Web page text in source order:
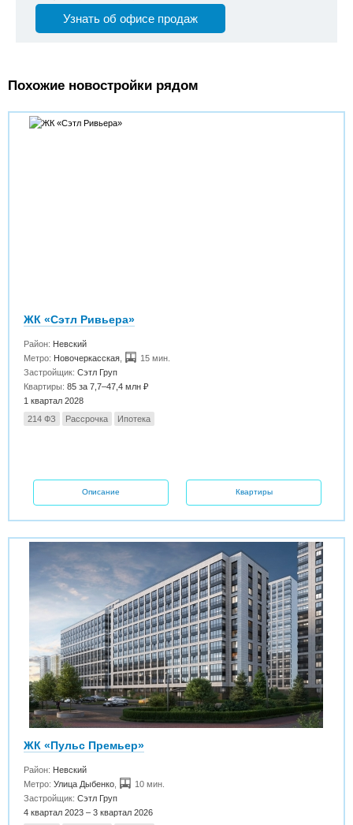
Узнать об офисе продаж
Похожие новостройки рядом
ЖК «Сэтл Ривьера»
Район: Невский
Метро: Новочеркасская
15 мин.
Застройщик:Сэтл Груп
Квартиры:85 за 7,7–47,4 млн ₽
1 квартал 2028
214 ФЗ
Рассрочка Ипотека
Описание Квартиры
ЖК «Пульс Премьер»
Район: Невский
Метро: Улица Дыбенко
10 мин.
Застройщик:Сэтл Груп
4 квартал 2023 – 3 квартал 2026